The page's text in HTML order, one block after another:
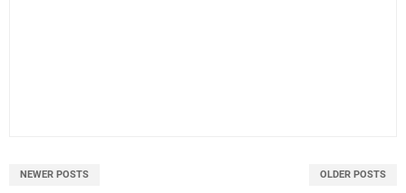
NEWER POSTS OLDER POSTS